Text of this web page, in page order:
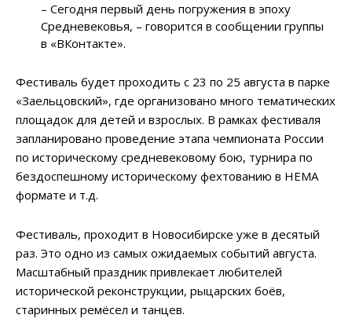
– Сегодня первый день погружения в эпоху
Средневековья, – говорится в сообщении группы
в «ВКонтакте».
Фестиваль будет проходить с 23 по 25 августа в парке
«Заельцовский», где организовано много тематических
площадок для детей и взрослых. В рамках фестиваля
запланировано проведение этапа чемпионата России
по историческому средневековому бою, турнира по
бездоспешному историческому фехтованию в HEMA
формате и т.д.
Фестиваль, проходит в Новосибирске уже в десятый
раз. Это одно из самых ожидаемых событий августа.
Масштабный праздник привлекает любителей
исторической реконструкции, рыцарских боёв,
старинных ремёсел и танцев.